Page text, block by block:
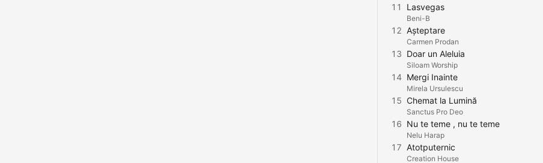
11 Lasvegas
Beni-B
12 Așteptare
Carmen Prodan
13 Doar un Aleluia
Siloam Worship
14 Mergi Inainte
Mirela Ursulescu
15 Chemat la Lumină
Sanctus Pro Deo
16 Nu te teme , nu te teme
Nelu Harap
17 Atotputernic
Creation House